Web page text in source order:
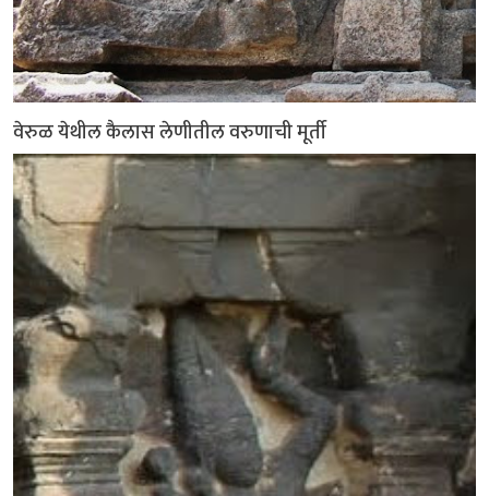
वेरुळ येथील कैलास लेणीतील वरुणाची मूर्ती